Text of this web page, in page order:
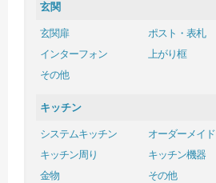
玄関
玄関扉
ポスト・表札
インターフォン
上がり框
その他
キッチン
システムキッチン
オーダーメイド
キッチン周り
キッチン機器
金物
その他